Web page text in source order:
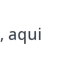
, aqui